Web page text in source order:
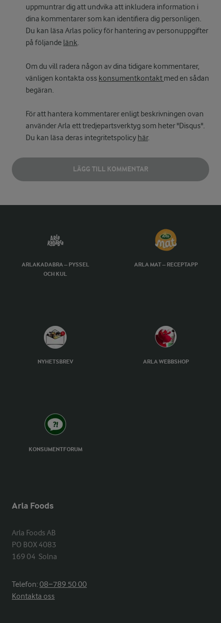
uppmuntrar dig att undvika att inkludera information i
dina kommentarer som kan identifiera dig personligen.
Du kan läsa Arlas policy för hantering av personuppgifter
på följande länk.
Om du vill radera någon av dina tidigare kommentarer,
vänligen kontakta oss konsumentkontakt med en sådan
begäran.
För att hantera kommentarer enligt beskrivningen ovan
använder Arla ett tredjepartsverktyg som heter "Disqus".
Du kan läsa deras integritetspolicy här.
LÄGG TILL KOMMENTAR
ARLAKADABRA – PYSSEL
OCH KUL
ARLA MAT – RECEPTAPP
NYHETSBREV ARLA WEBBSHOP
KONSUMENTFORUM
Arla Foods
Arla Foods AB
PO BOX 4083
169 04  Solna
Telefon:08−789 50 00
Kontakta oss